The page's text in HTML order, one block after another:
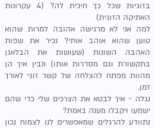
בזוגיות שכל כך חיכית לה? (4 עקרונות
האתיקה הזוגית)
למה אני לא מרגישה אהובה למרות שהוא
טוען שהוא אוהב אותי? נכיר את שפות
האהבה השונות (שעושות את הבלאגן
בתקשורת וגם מסדרות אותו) ונבין איך הן
מהוות מפתח להצלחה של קשר זוגי לאורך
זמן.
נגלה - איך לבטא את הצרכים שלי כדי שהם
ישמעו ויקבלו מענה באמת?
נתוודע להרגלים שמאפשרים לנו לצמוח נכון